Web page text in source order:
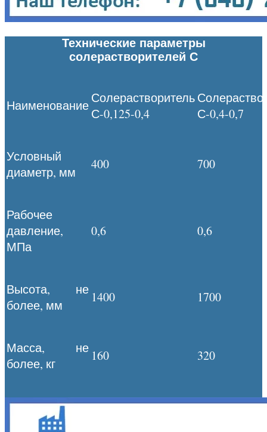
Технические параметры
солерастворителей С
НаименованиеСолерастворитель
С-0,125-0,4
С-0,4-0,7
Условный
диаметр, мм
400 700
Рабочее
давление,
МПа
0,6 0,6
Высота, не
более, мм
1400 1700
Масса, не
более, кг
160 320